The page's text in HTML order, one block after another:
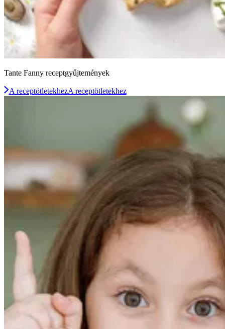
Tante Fanny receptgyűjtemények
A receptötletekhezA receptötletekhez